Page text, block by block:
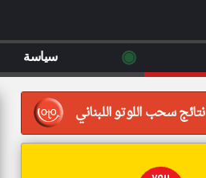
نتائج سحب اللوتو اللبناني
◉ سياسة